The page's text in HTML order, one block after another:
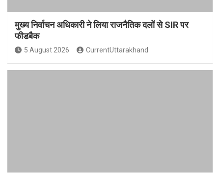
मुख्य निर्वाचन अधिकारी ने लिया राजनैतिक दलों से SIR पर
फीडबैक
5 August 2026 CurrentUttarakhand